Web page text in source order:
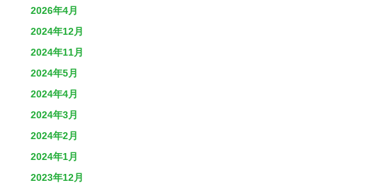
2026年4月
2024年12月
2024年11月
2024年5月
2024年4月
2024年3月
2024年2月
2024年1月
2023年12月